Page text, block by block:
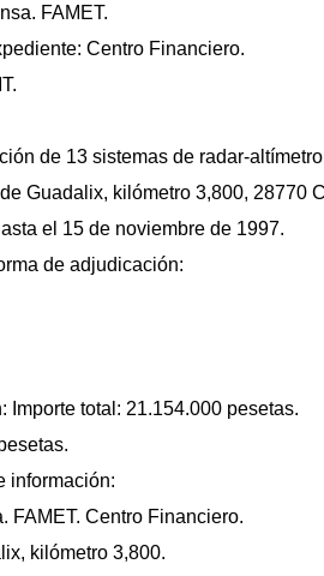
FAMET.
Centro Financiero.
de 13 sistemas de radar-
Guadalix, kilómetro 3,800, 28770
el 15 de noviembre de 1997.
de adjudicación:
total: 21.154.000 pesetas.
información:
FAMET. Centro Financiero.
kilómetro 3,800.